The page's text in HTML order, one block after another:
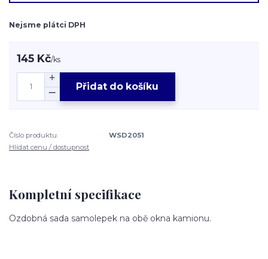
Nejsme plátci DPH
145 Kč/ks
Přidat do košíku
Číslo produktu:
WSD2051
Hlídat cenu / dostupnost
Kompletní specifikace
Ozdobná sada samolepek na obě okna kamionu.